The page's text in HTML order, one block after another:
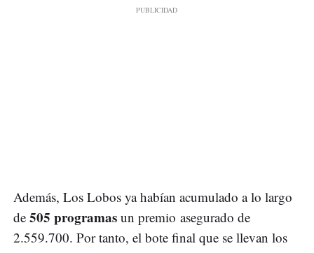
Además, Los Lobos ya habían acumulado a lo largo
de 505 programas un premio asegurado de
2.559.700. Por tanto, el bote final que se llevan los